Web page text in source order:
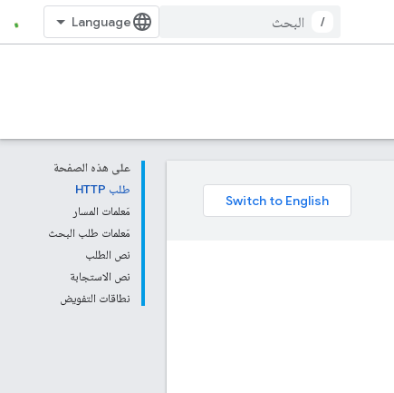
/
على هذه الصفحة
طلب HTTP
مَعلمات المسار
مَعلمات طلب البحث
نص الطلب
نص الاستجابة
نطاقات التفويض